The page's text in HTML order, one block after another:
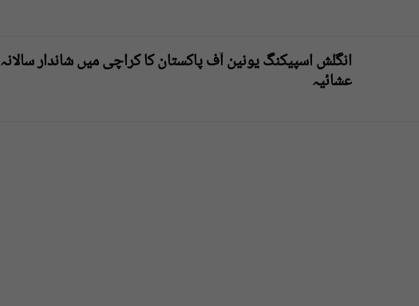
انگلش اسپیکنگ یونین آف پاکستان کا کراچی میں شاندار سالانہ
عشائیہ